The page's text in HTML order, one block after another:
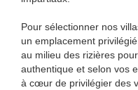
Pour sélectionner nos
un emplacement
au milieu des rizières
authentique et selon vos
à cœur de privilégier des